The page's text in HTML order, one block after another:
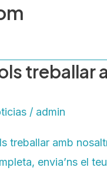
treballar
/ admin
treballar amb
envia’ns el